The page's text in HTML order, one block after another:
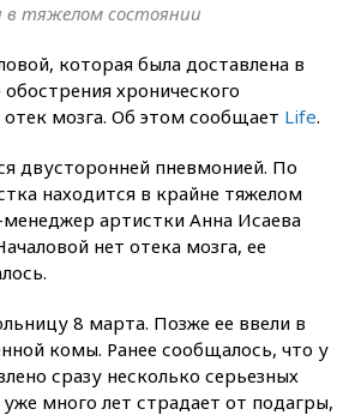
тяжелом состоянии
которая была доставлена в
хронического
отек мозга. Об этом сообщает Life.
двусторонней пневмонией. По
находится в крайне тяжелом
менеджер артистки Анна Исаева​
нет отека мозга, ее
8 марта. Позже ее ввели в
комы. Ранее сообщалось, что у
сразу несколько серьезных
много лет страдает от подагры,